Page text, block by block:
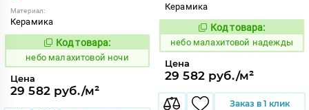
Материал:
Керамика
1115936
Код товара:
небо малахитовой ночи
Цена
29 582 руб./м²
Керамика
1115932
Код товара:
небо малахитовой надежды
Цена
29 582 руб./м²
Заказ в 1 клик